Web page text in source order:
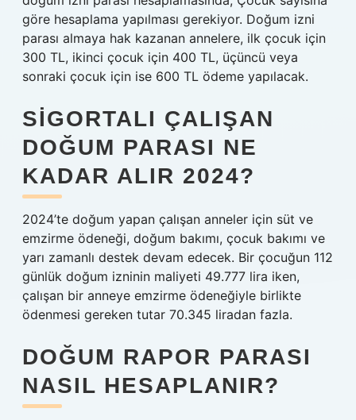
göre hesaplama yapılması gerekiyor. Doğum izni
parası almaya hak kazanan annelere, ilk çocuk için
300 TL, ikinci çocuk için 400 TL, üçüncü veya
sonraki çocuk için ise 600 TL ödeme yapılacak.
SIGORTALI ÇALIŞAN
DOĞUM PARASI NE
KADAR ALIR 2024?
2024’te doğum yapan çalışan anneler için süt ve
emzirme ödeneği, doğum bakımı, çocuk bakımı ve
yarı zamanlı destek devam edecek. Bir çocuğun 112
günlük doğum izninin maliyeti 49.777 lira iken,
çalışan bir anneye emzirme ödeneğiyle birlikte
ödenmesi gereken tutar 70.345 liradan fazla.
DOĞUM RAPOR PARASI
NASIL HESAPLANIR?